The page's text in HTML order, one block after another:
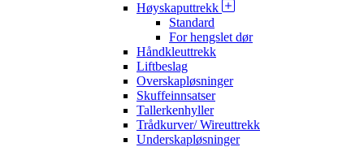
Høyskaputtrekk
Standard
For hengslet dør
Håndkleuttrekk
Liftbeslag
Overskapløsninger
Skuffeinnsatser
Tallerkenhyller
Trådkurver/ Wireuttrekk
Underskapløsninger